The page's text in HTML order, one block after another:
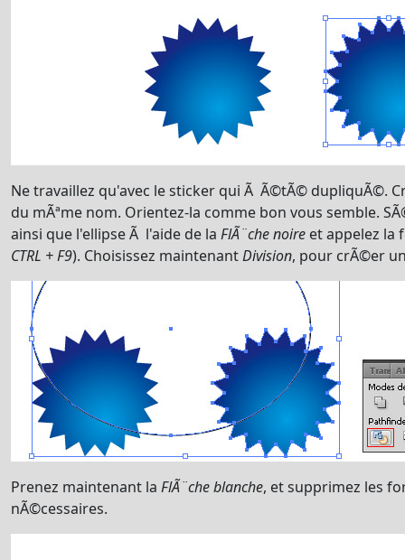
Ne travaillez qu'avec le sticker qui Ã Ã©tÃ© dupliquÃ©.
du mÃªme nom. Orientez-la comme bon vous semble.
ainsi que l'ellipse Ã l'aide de la FlÃ¨che noire et appelez la
CTRL + F9). Choisissez maintenantDivision, pour crÃ©er
Prenez maintenant la FlÃ¨che blanche, et supprimez les
nÃ©cessaires.